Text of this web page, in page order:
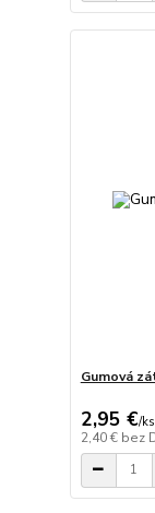
Gumová
2,95 €/ks
2,40 € bez